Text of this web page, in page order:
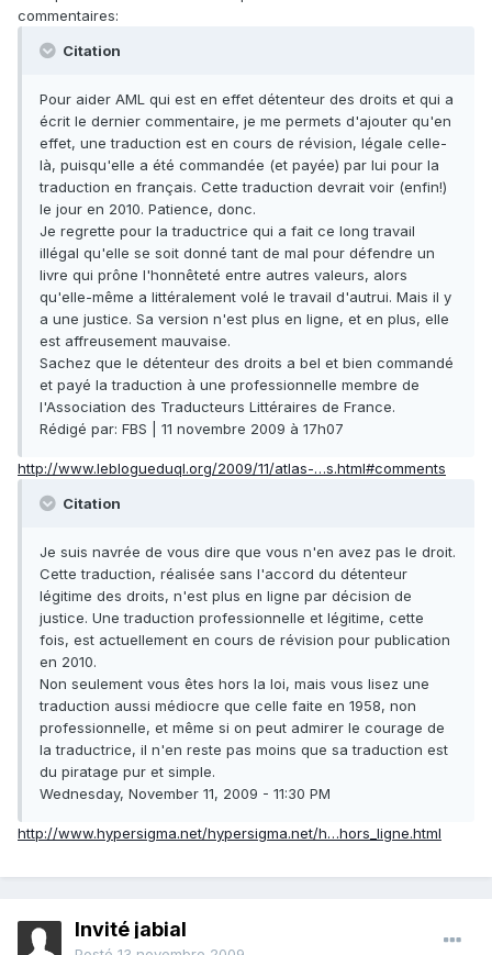
commentaires:
Citation
Pour aider AML qui est en effet détenteur des droits et qui a
écrit le dernier commentaire, je me permets d'ajouter qu'en
effet, une traduction est en cours de révision, légale celle-
là, puisqu'elle a été commandée (et payée) par lui pour la
traduction en français. Cette traduction devrait voir (enfin!)
le jour en 2010. Patience, donc.
Je regrette pour la traductrice qui a fait ce long travail
illégal qu'elle se soit donné tant de mal pour défendre un
livre qui prône l'honnêteté entre autres valeurs, alors
qu'elle-même a littéralement volé le travail d'autrui. Mais il y
a une justice. Sa version n'est plus en ligne, et en plus, elle
est affreusement mauvaise.
Sachez que le détenteur des droits a bel et bien commandé
et payé la traduction à une professionnelle membre de
l'Association des Traducteurs Littéraires de France.
Rédigé par: FBS | 11 novembre 2009 à 17h07
http://www.leblogueduql.org/2009/11/atlas-…s.html#comments
Citation
Je suis navrée de vous dire que vous n'en avez pas le droit.
Cette traduction, réalisée sans l'accord du détenteur
légitime des droits, n'est plus en ligne par décision de
justice. Une traduction professionnelle et légitime, cette
fois, est actuellement en cours de révision pour publication
en 2010.
Non seulement vous êtes hors la loi, mais vous lisez une
traduction aussi médiocre que celle faite en 1958, non
professionnelle, et même si on peut admirer le courage de
la traductrice, il n'en reste pas moins que sa traduction est
du piratage pur et simple.
Wednesday, November 11, 2009 - 11:30 PM
http://www.hypersigma.net/hypersigma.net/h…hors_ligne.html
Invité jabial